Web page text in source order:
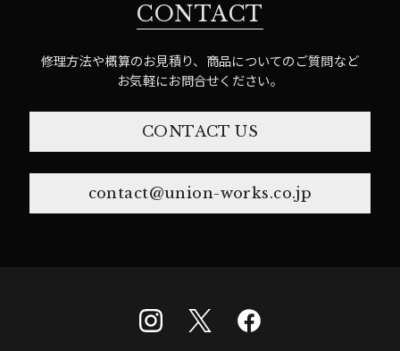
CONTACT
修理方法や概算のお見積り、商品についてのご質問など
お気軽にお問合せください。
CONTACT US
contact@union-works.co.jp